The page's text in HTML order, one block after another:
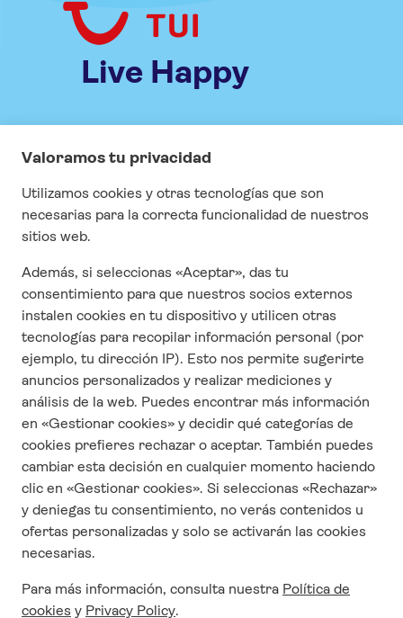
Live Happy
INFORMACIÓN
Especial COVID
Visados
Seguros
Cuestonario de satisfacción
CONTACTO
Quienes Somos
Responsabilidad Social Corporativa
Condiciones y términos de uso
SÍGUENOS EN REDES